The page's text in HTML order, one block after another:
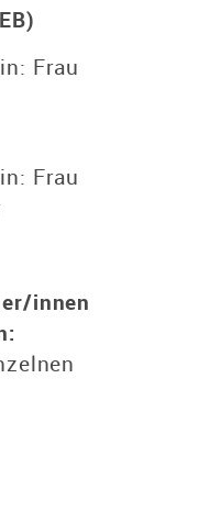
Frau
Frau
innen